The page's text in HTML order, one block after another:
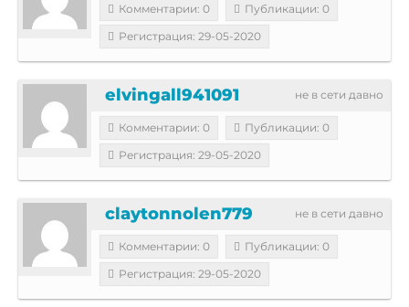
Комментарии: 0
Публикации: 0
Регистрация: 29-05-2020
не в сети давно
elvingall941091
Комментарии: 0
Публикации: 0
Регистрация: 29-05-2020
не в сети давно
claytonnolen779
Комментарии: 0
Публикации: 0
Регистрация: 29-05-2020